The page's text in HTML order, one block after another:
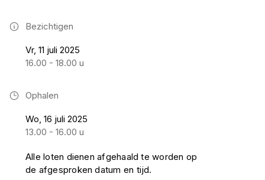
Bezichtigen
Vr, 11 juli 2025
16.00 - 18.00 u
Ophalen
Wo, 16 juli 2025
13.00 - 16.00 u
Alle loten dienen afgehaald te worden op
de afgesproken datum en tijd.